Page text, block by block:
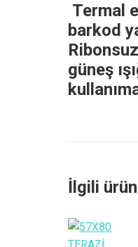
Termal
barkod
güneş
İlgili